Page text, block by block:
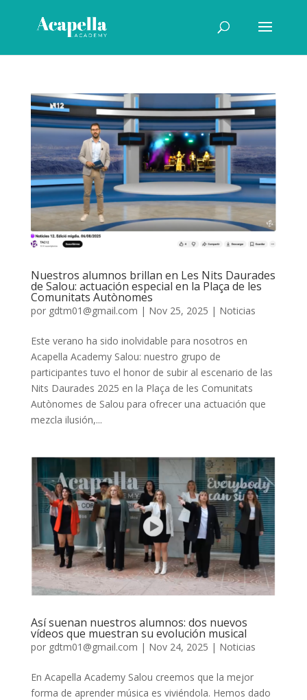
Nuestros alumnos brillan en Les Nits Daurades
de Salou: actuación especial en la Plaça de les
Comunitats Autònomes
por gdtm01@gmail.com | Nov 25, 2025 | Noticias
Este verano ha sido inolvidable para nosotros en
Acapella Academy Salou: nuestro grupo de
participantes tuvo el honor de subir al escenario de las
Nits Daurades 2025 en la Plaça de les Comunitats
Autònomes de Salou para ofrecer una actuación que
mezcla ilusión,...
Así suenan nuestros alumnos: dos nuevos
vídeos que muestran su evolución musical
por gdtm01@gmail.com | Nov 24, 2025 | Noticias
En Acapella Academy Salou creemos que la mejor
forma de aprender música es viviéndola. Hemos dado